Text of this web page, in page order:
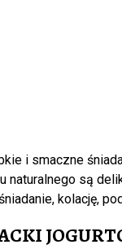
i smaczne
naturalnego są
kolację,